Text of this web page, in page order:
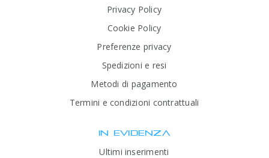
Privacy Policy
Cookie Policy
Preferenze privacy
Spedizioni e resi
Metodi di pagamento
Termini e condizioni contrattuali
IN EVIDENZA
Ultimi inserimenti